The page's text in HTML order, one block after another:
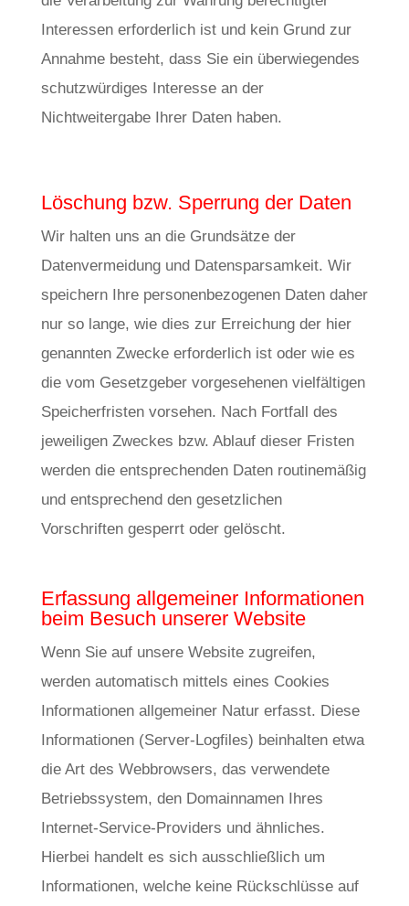
Interessen erforderlich ist und kein Grund zur
Annahme besteht, dass Sie ein überwiegendes
schutzwürdiges Interesse an der
Nichtweitergabe Ihrer Daten haben.
Löschung bzw. Sperrung der Daten
Wir halten uns an die Grundsätze der
Datenvermeidung und Datensparsamkeit. Wir
speichern Ihre personenbezogenen Daten daher
nur so lange, wie dies zur Erreichung der hier
genannten Zwecke erforderlich ist oder wie es
die vom Gesetzgeber vorgesehenen vielfältigen
Speicherfristen vorsehen. Nach Fortfall des
jeweiligen Zweckes bzw. Ablauf dieser Fristen
werden die entsprechenden Daten routinemäßig
und entsprechend den gesetzlichen
Vorschriften gesperrt oder gelöscht.
Erfassung allgemeiner Informationen
beim Besuch unserer Website
Wenn Sie auf unsere Website zugreifen,
werden automatisch mittels eines Cookies
Informationen allgemeiner Natur erfasst. Diese
Informationen (Server-Logfiles) beinhalten etwa
die Art des Webbrowsers, das verwendete
Betriebssystem, den Domainnamen Ihres
Internet-Service-Providers und ähnliches.
Hierbei handelt es sich ausschließlich um
Informationen, welche keine Rückschlüsse auf